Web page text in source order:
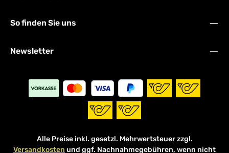
So finden Sie uns
Newsletter
Alle Preise inkl. gesetzl. Mehrwertsteuer zzgl.
Versandkosten und ggf. Nachnahmegebühren, wenn nicht